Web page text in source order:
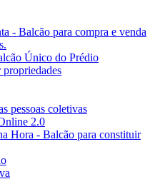
- Balcão para compra e venda
Único do Prédio
pessoas coletivas
2.0
Hora - Balcão para constituir